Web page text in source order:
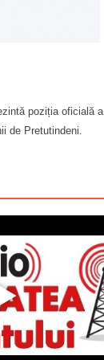
poziția oficială a
de Pretutindeni.